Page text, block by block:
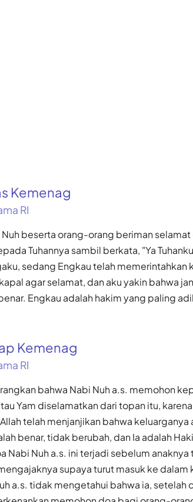
Kemenag
RI
beserta orang-orang beriman
Tuhannya sambil berkata, "Ya
sedang Engkau telah
agar selamat, dan aku yakin bahwa
Engkau adalah hakim yang paling
Kemenag
RI
bahwa Nabi Nuh a.s. memohon
Yam diselamatkan dari topan itu,
telah menjanjikan bahwa
benar, tidak berubah, dan Ia adalah
Nabi Nuh a.s. ini terjadi sebelum
supaya turut masuk ke dalam
a.s. tidak mengetahui bahwa ia,